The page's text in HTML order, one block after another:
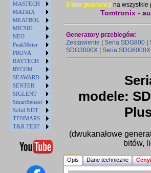
MASTECH
MATRIX
MEATROL
MICSIG
NEO
PeakMeter
PROVA
RAYTECH
RYCOM
SEAWARD
SENTER
SIGLENT
SmartSensor
Solid NDT
TENMARS
T&R TEST
3 lata gwarancji na wszystkie
Tomtronix -
Generatory przebiegów:
Zestawienie
Seria SDG800
SDG3000X
Seria SDG6000X
modele:
(dwukanałowe
bitów,
Opis Dane techniczne